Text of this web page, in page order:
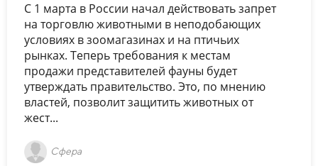
С 1 марта в России начал действовать запрет
на торговлю животными в неподобающих
условиях в зоомагазинах и на птичьих
рынках. Теперь требования к местам
продажи представителей фауны будет
утверждать правительство. Это, по мнению
властей, позволит защитить животных от
жест...
Сфера